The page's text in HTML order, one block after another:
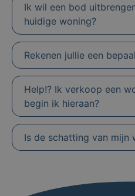
Ik wil een bod
huidige woning?
Rekenen jullie een
Help!? Ik verkoop een
begin ik hieraan?
Is de schatting van mijn